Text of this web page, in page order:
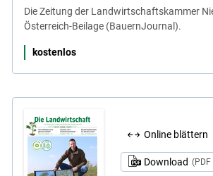
Die Zeitung der Landwirtschaftskammer
Österreich-Beilage (BauernJournal).
kostenlos
Online blättern
Download (PDF